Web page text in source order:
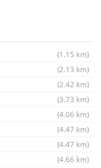
(1.15 km)
(2.13 km)
(2.42 km)
(3.73 km)
(4.06 km)
(4.47 km)
(4.47 km)
(4.66 km)